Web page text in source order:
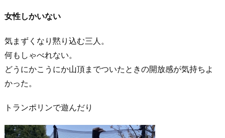
女性しかいない
気まずくなり黙り込む三人。
何もしゃべれない。
どうにかこうにか山頂までついたときの開放感が気持ちよ
かった。
トランポリンで遊んだり